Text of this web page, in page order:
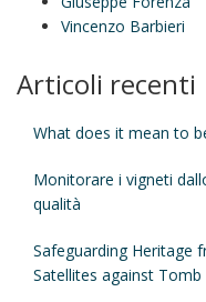
Vincenzo Barbieri
Articoli recenti
What does it mean to
Monitorare i vigneti
qualità
Safeguarding Heritage
Satellites against Tomb